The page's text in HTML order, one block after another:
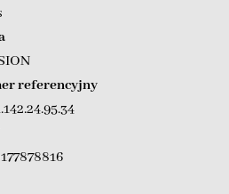
referencyjny